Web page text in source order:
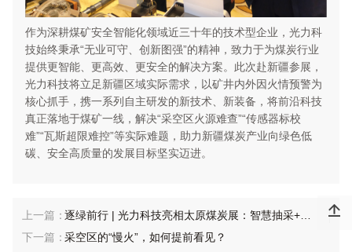
作为深耕煤矿安全智能化领域近三十年的技术型企业，光力科
技始终秉承“无业可守、创新图强”的精神，致力于为煤炭行业
提供更智能、更高效、更安全的解决方案。此次赴新疆参展，
光力科技将立足新疆区域实际需求，以矿井内外因火情预警为
核心抓手，携一系列自主研发的新技术、新装备，将前沿科技
真正落地于煤矿一线，解决“采空区火源难查”“传感器标校
难”“瓦斯超限难控”等实际难题，助力新疆煤炭产业向绿色低
碳、安全高质量的发展目标坚实迈进。
逐绿前行 | 光力科技亮相太原煤炭展：智慧抽采+火灾预警，助推煤矿智能化新跨越
采空区的“慢火”，如何提前看见？
